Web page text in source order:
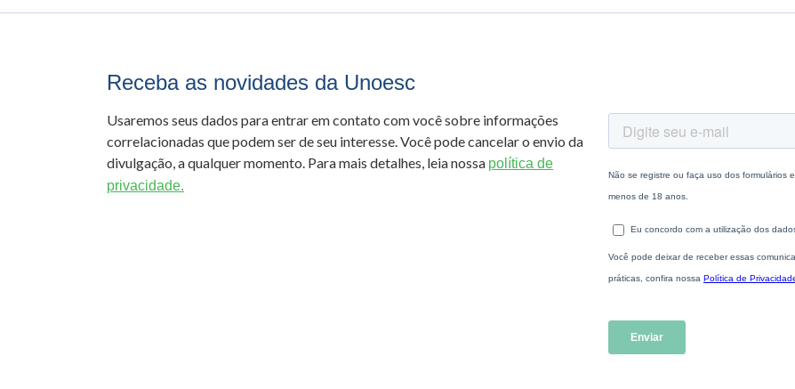
Receba as novidades da Unoesc
Usaremos seus dados para entrar em contato com você sobre informações
correlacionadas que podem ser de seu interesse. Você pode cancelar o envio da
divulgação, a qualquer momento. Para mais detalhes, leia nossa política de
privacidade.